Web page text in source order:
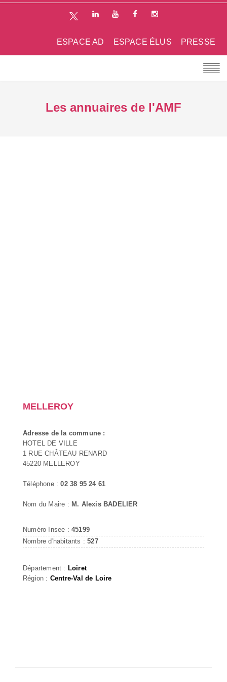
PRESSE
ESPACE ÉLUS
ESPACE AD
Les annuaires de l'AMF
MELLEROY
Adresse de la commune :
HOTEL DE VILLE
1 RUE CHÂTEAU RENARD
45220 MELLEROY
Téléphone :02 38 95 24 61
Nom du Maire : M. Alexis BADELIER
Numéro Insee : 45199
Nombre d'habitants :527
Département : Loiret
Région : Centre-Val de Loire